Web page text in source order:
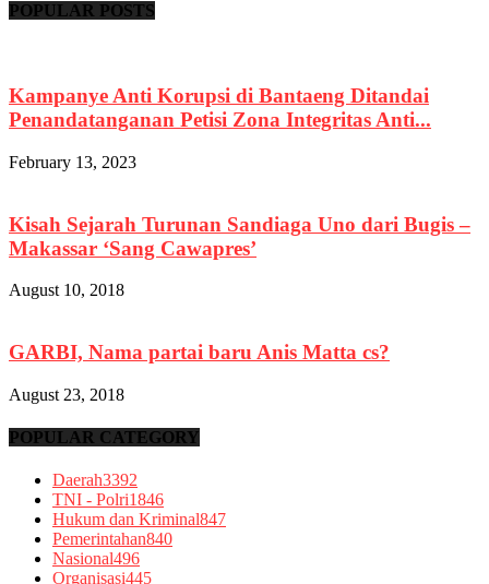
POPULAR POSTS
Kampanye Anti Korupsi di Bantaeng Ditandai
Penandatanganan Petisi Zona Integritas Anti...
February 13, 2023
Kisah Sejarah Turunan Sandiaga Uno dari Bugis –
Makassar ‘Sang Cawapres’
August 10, 2018
GARBI, Nama partai baru Anis Matta cs?
August 23, 2018
POPULAR CATEGORY
Daerah3392
TNI - Polri1846
Hukum dan Kriminal847
Pemerintahan840
Nasional496
Organisasi445